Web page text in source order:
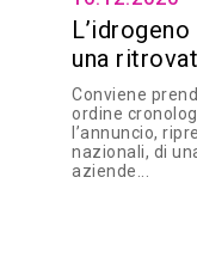
una
Conviene
ordine
l’annuncio,
nazionali, di
aziende...